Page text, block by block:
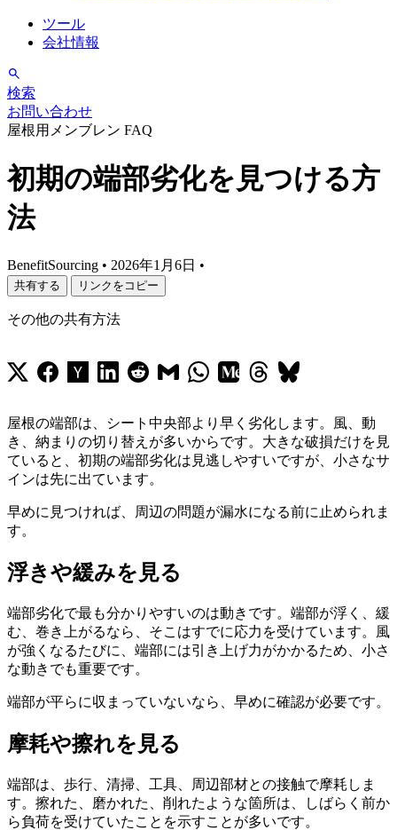
ツール
会社情報
検索
お問い合わせ
屋根用メンブレン FAQ
初期の端部劣化を見つける方
法
BenefitSourcing • 2026年1月6日 •
共有する リンクをコピー
その他の共有方法
屋根の端部は、シート中央部より早く劣化します。風、動
き、納まりの切り替えが多いからです。大きな破損だけを見
ていると、初期の端部劣化は見逃しやすいですが、小さなサ
インは先に出ています。
早めに見つければ、周辺の問題が漏水になる前に止められま
す。
浮きや緩みを見る
端部劣化で最も分かりやすいのは動きです。端部が浮く、緩
む、巻き上がるなら、そこはすでに応力を受けています。風
が強くなるたびに、端部には引き上げ力がかかるため、小さ
な動きでも重要です。
端部が平らに収まっていないなら、早めに確認が必要です。
摩耗や擦れを見る
端部は、歩行、清掃、工具、周辺部材との接触で摩耗しま
す。擦れた、磨かれた、削れたような箇所は、しばらく前か
ら負荷を受けていたことを示すことが多いです。